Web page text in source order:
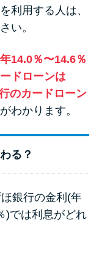
を徹底解
借入があると
クの口コミ
利用する人は、
い。
14.0％〜14.6％
ドローンは
のカードローン
わかります。
る？
銀行の金利(年
)では利息がどれ